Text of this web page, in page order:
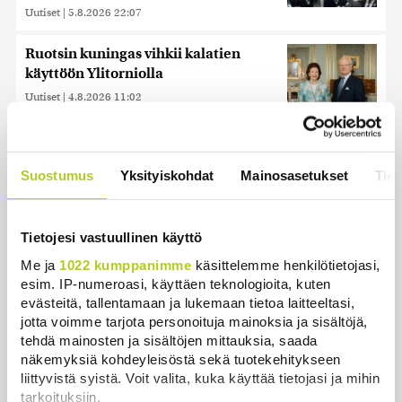
Suostumus Yksityiskohdat Mainosasetukset
Tietojesi vastuullinen käyttö
Me ja 1022 kumppanimme käsittelemme henkilötietojasi,
esim. IP-numeroasi, käyttäen teknologioita, kuten
evästeitä, tallentamaan ja lukemaan tietoa laitteeltasi,
jotta voimme tarjota personoituja mainoksia ja sisältöjä,
tehdä mainosten ja sisältöjen mittauksia, saada
näkemyksiä kohdeyleisöstä sekä tuotekehitykseen
liittyvistä syistä. Voit valita, kuka käyttää tietojasi ja mihin
tarkoituksiin.
Uutiset | 5.8.2026 22:07
Ruotsin kuningas vihkii kalatien
käyttöön Ylitorniolla
Uutiset | 4.8.2026 11:02
Veriputouksesta?
Lohi roimi Purran esitystä Ylellä: ”Nyt
olisi ollut viimeinen hetki ottaa järki
käteen”
Uutiset | 5.8.2026 14:40